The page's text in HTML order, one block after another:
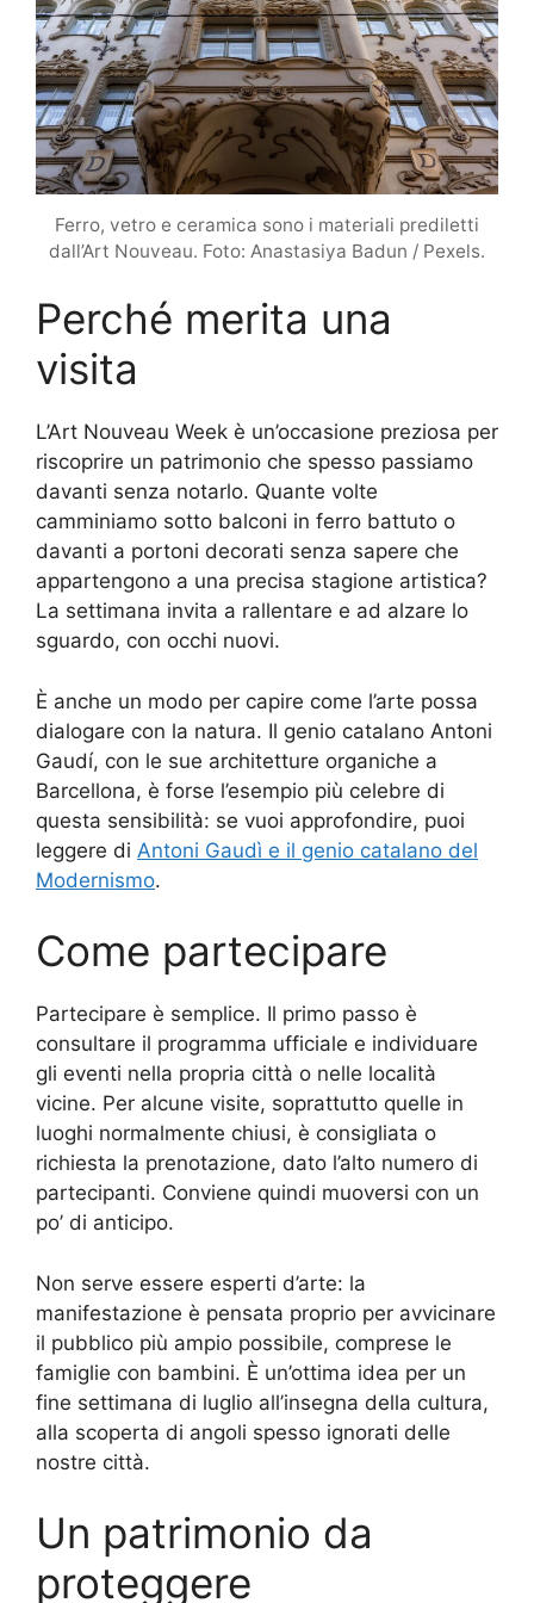
Ferro, vetro e ceramica sono i materiali prediletti
dall’Art Nouveau. Foto: Anastasiya Badun / Pexels.
Perché merita una
visita
L’Art Nouveau Week è un’occasione preziosa per
riscoprire un patrimonio che spesso passiamo
davanti senza notarlo. Quante volte
camminiamo sotto balconi in ferro battuto o
davanti a portoni decorati senza sapere che
appartengono a una precisa stagione artistica?
La settimana invita a rallentare e ad alzare lo
sguardo, con occhi nuovi.
È anche un modo per capire come l’arte possa
dialogare con la natura. Il genio catalano Antoni
Gaudí, con le sue architetture organiche a
Barcellona, è forse l’esempio più celebre di
questa sensibilità: se vuoi approfondire, puoi
leggere di Antoni Gaudì e il genio catalano del
Modernismo.
Come partecipare
Partecipare è semplice. Il primo passo è
consultare il programma ufficiale e individuare
gli eventi nella propria città o nelle località
vicine. Per alcune visite, soprattutto quelle in
luoghi normalmente chiusi, è consigliata o
richiesta la prenotazione, dato l’alto numero di
partecipanti. Conviene quindi muoversi con un
po’ di anticipo.
Non serve essere esperti d’arte: la
manifestazione è pensata proprio per avvicinare
il pubblico più ampio possibile, comprese le
famiglie con bambini. È un’ottima idea per un
fine settimana di luglio all’insegna della cultura,
alla scoperta di angoli spesso ignorati delle
nostre città.
Un patrimonio da
proteggere